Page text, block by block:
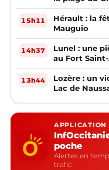
15h11
Hérault : la
Mauguio
14h37
Lunel : une
au Fort
13h44
Lozère : un
Lac de
APPLICATION
poche
Alertes en
trafic